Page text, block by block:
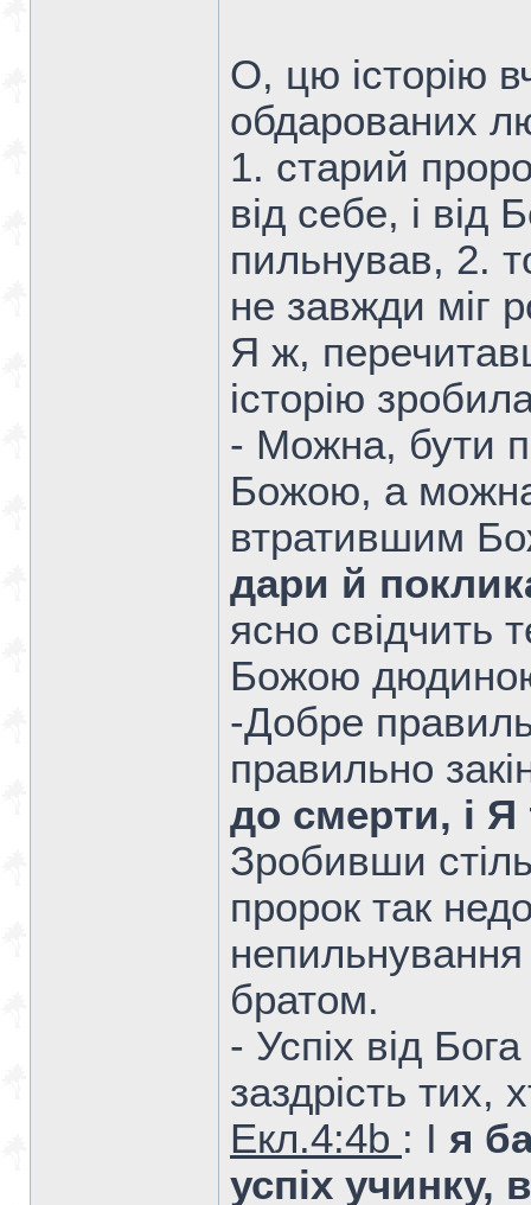
О, цю історію
обдарованих
1. старий
від себе, і від
пильнував, 2.
не завжди міг
Я ж,
історію
- Можна, бути
Божою, а
втратившим
дари й
ясно свідчить
Божою
-Добре
правильно
до смерти, і Я
Зробивши
пророк так
братом.
- Успіх від
заздрість тих,
Екл.4:4b : І я
успіх учинку,